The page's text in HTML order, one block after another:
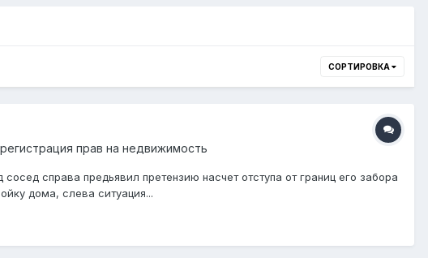
СОРТИРОВКА
прав на недвижимость
справа предьявил претензию насчет отступа от границ его забора
дома, слева ситуация...